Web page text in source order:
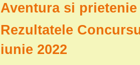
Aventura si
Rezultatele
iunie 2022